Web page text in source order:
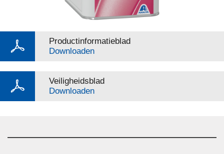
Productinformatieblad
Downloaden
Veiligheidsblad
Downloaden